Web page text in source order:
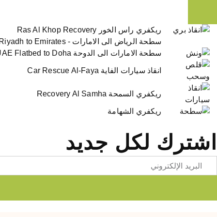
ريكفري راس الخور Ras Al Khop Recovery
سطحة الرياض الى الامارات - Riyadh to Emirates
سطحة الامارات الى الدوحة UAE Flatbed to Doha
انقاذ سيارات الفاية Car Rescue Al-Faya
ريكفري السمحة Recovery Al Samha
ريكفري الشهامة
اشترك لكل جديد